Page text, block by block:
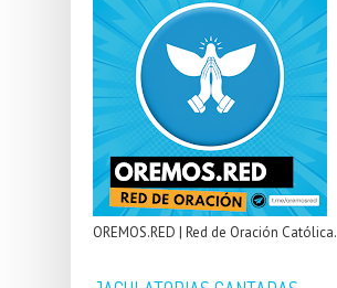
OREMOS.RED | Red de Oración Católica.